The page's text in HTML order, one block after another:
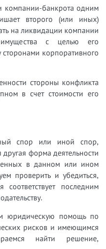
компании-банкрота одним
второго (или иных)
на ликвидации компании
с целью его
корпоративного
стороны конфликта
в счет стоимости его
спор или иной спор,
форма деятельности
в данном или ином
проверить и убедиться,
последним
юридическую помощь по
рисков и имеющимся
найти решение,